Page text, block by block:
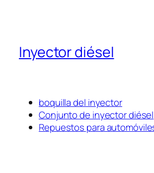
Inyector diésel
boquilla del inyector
Conjunto de inyector diésel
Repuestos para